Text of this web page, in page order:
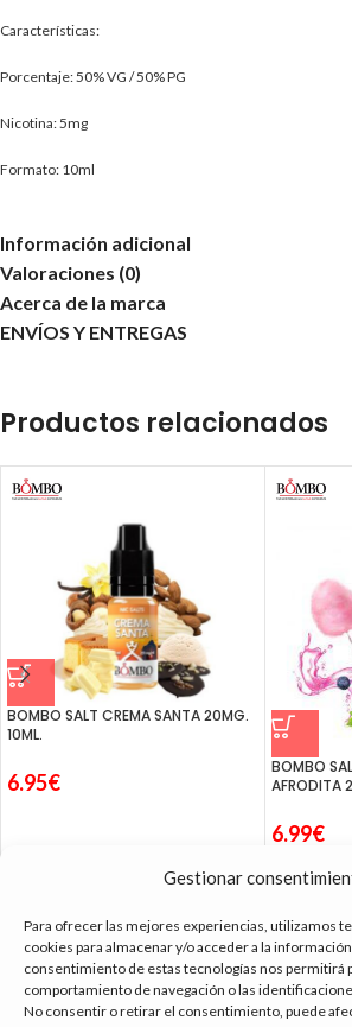
Gestionar
Para ofrecer las mejores experiencias, utilizamos
cookies para almacenar y/o acceder a la
consentimiento de estas tecnologías nos permitirá
comportamiento de navegación o las
No consentir o retirar el consentimiento, puede
Características:
Porcentaje: 50% VG / 50% PG
Nicotina: 5mg
Formato: 10ml
Información adicional
Valoraciones (0)
Acerca de la marca
ENVÍOS Y ENTREGAS
Productos relacionados
BOMBO SALT CREMA SANTA 20MG.
10ML.
6.95€
BOMBO
AFRODITA
6.99€
tienda vapeo málaga